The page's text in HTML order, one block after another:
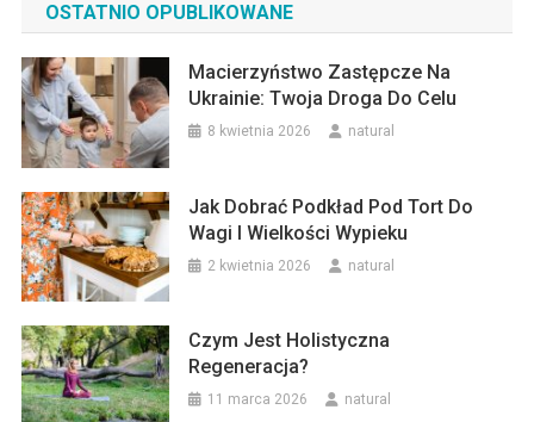
OSTATNIO OPUBLIKOWANE
Macierzyństwo Zastępcze Na
Ukrainie: Twoja Droga Do Celu
8 kwietnia 2026 natural
Jak Dobrać Podkład Pod Tort Do
Wagi I Wielkości Wypieku
2 kwietnia 2026 natural
Czym Jest Holistyczna
Regeneracja?
11 marca 2026 natural